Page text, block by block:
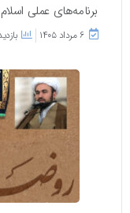
برنامه‌های عملی اسلام
۶ مرداد ۱۴۰۵ بازدید : 65